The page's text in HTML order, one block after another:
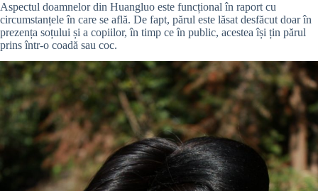
Aspectul doamnelor din Huangluo este funcțional în raport cu
circumstanțele în care se află. De fapt, părul este lăsat desfăcut doar în
prezența soțului și a copiilor, în timp ce în public, acestea își țin părul
prins într-o coadă sau coc.